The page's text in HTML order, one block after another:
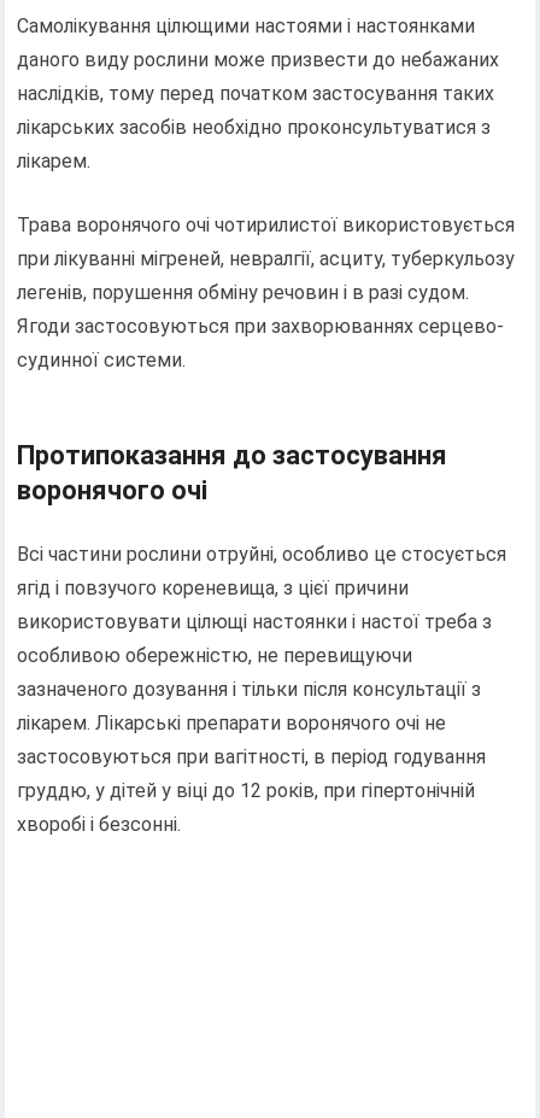
Самолікування цілющими настоями і настоянками
даного виду рослини може призвести до небажаних
наслідків, тому перед початком застосування таких
лікарських засобів необхідно проконсультуватися з
лікарем.
Трава воронячого очі чотирилистої використовується
при лікуванні мігреней, невралгії, асциту, туберкульозу
легенів, порушення обміну речовин і в разі судом.
Ягоди застосовуються при захворюваннях серцево-
судинної системи.
Протипоказання до застосування
воронячого очі
Всі частини рослини отруйні, особливо це стосується
ягід і повзучого кореневища, з цієї причини
використовувати цілющі настоянки і настої треба з
особливою обережністю, не перевищуючи
зазначеного дозування і тільки після консультації з
лікарем. Лікарські препарати воронячого очі не
застосовуються при вагітності, в період годування
груддю, у дітей у віці до 12 років, при гіпертонічній
хворобі і безсонні.